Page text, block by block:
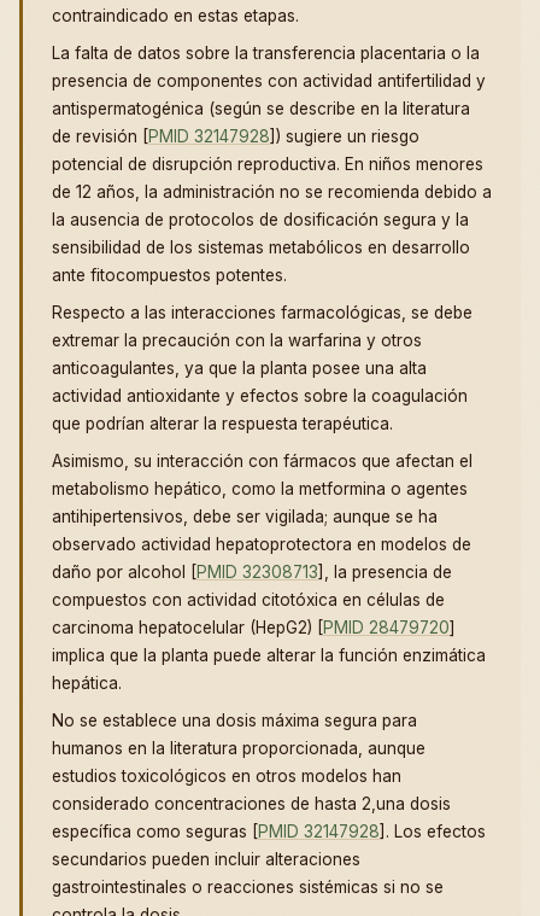
contraindicado en estas etapas.
La falta de datos sobre la transferencia placentaria o la
presencia de componentes con actividad antifertilidad y
antispermatogénica (según se describe en la literatura
de revisión [PMID 32147928]) sugiere un riesgo
potencial de disrupción reproductiva. En niños menores
de 12 años, la administración no se recomienda debido a
la ausencia de protocolos de dosificación segura y la
sensibilidad de los sistemas metabólicos en desarrollo
ante fitocompuestos potentes.
Respecto a las interacciones farmacológicas, se debe
extremar la precaución con la warfarina y otros
anticoagulantes, ya que la planta posee una alta
actividad antioxidante y efectos sobre la coagulación
que podrían alterar la respuesta terapéutica.
Asimismo, su interacción con fármacos que afectan el
metabolismo hepático, como la metformina o agentes
antihipertensivos, debe ser vigilada; aunque se ha
observado actividad hepatoprotectora en modelos de
daño por alcohol [PMID 32308713], la presencia de
compuestos con actividad citotóxica en células de
carcinoma hepatocelular (HepG2) [PMID 28479720]
implica que la planta puede alterar la función enzimática
hepática.
No se establece una dosis máxima segura para
humanos en la literatura proporcionada, aunque
estudios toxicológicos en otros modelos han
considerado concentraciones de hasta 2,una dosis
específica como seguras [PMID 32147928]. Los efectos
secundarios pueden incluir alteraciones
gastrointestinales o reacciones sistémicas si no se